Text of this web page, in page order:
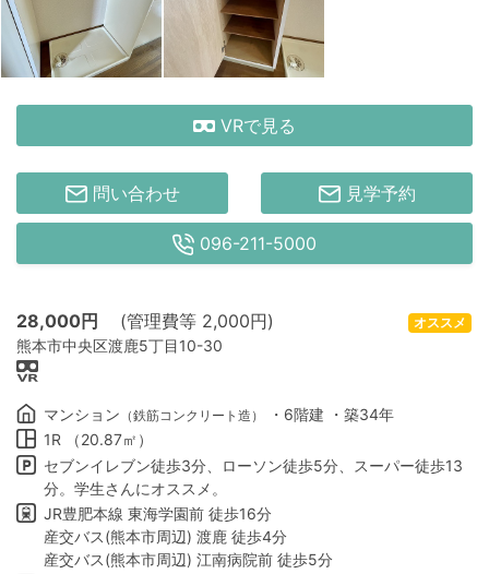
VRで見る
問い合わせ 見学予約
096-211-5000
28,000円 (管理費等 2,000円)
熊本市中央区渡鹿5丁目10-30
オススメ
マンション （鉄筋コンクリート造）
・6階建 ・築34年
1R （20.87㎡）
セブンイレブン徒歩3分、ローソン徒歩5分、スーパー徒歩13
分。学生さんにオススメ。
JR豊肥本線 東海学園前 徒歩16分
産交バス(熊本市周辺) 渡鹿 徒歩4分
産交バス(熊本市周辺) 江南病院前 徒歩5分